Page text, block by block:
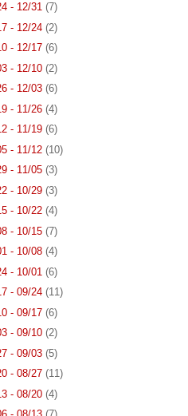
- 12/31 (7)
- 12/24 (2)
- 12/17 (6)
- 12/10 (2)
- 12/03 (6)
- 11/26 (4)
- 11/19 (6)
- 11/12 (10)
- 11/05 (3)
- 10/29 (3)
- 10/22 (4)
- 10/15 (7)
- 10/08 (4)
- 10/01 (6)
- 09/24 (11)
- 09/17 (6)
- 09/10 (2)
- 09/03 (5)
- 08/27 (11)
- 08/20 (4)